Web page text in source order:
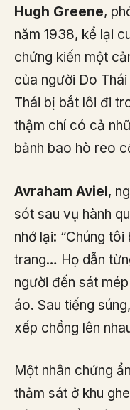
Hugh Greene,
năm 1938, kể lại
chứng kiến một
của người Do
Thái bị bắt lôi đi
thậm chí có cả
bảnh bao hò reo
Avraham Aviel,
sót sau vụ hành
nhớ lại: “Chúng
trang… Họ dẫn
người đến sát
áo. Sau tiếng
xếp chồng lên
Một nhân chứng
thảm sát ở khu